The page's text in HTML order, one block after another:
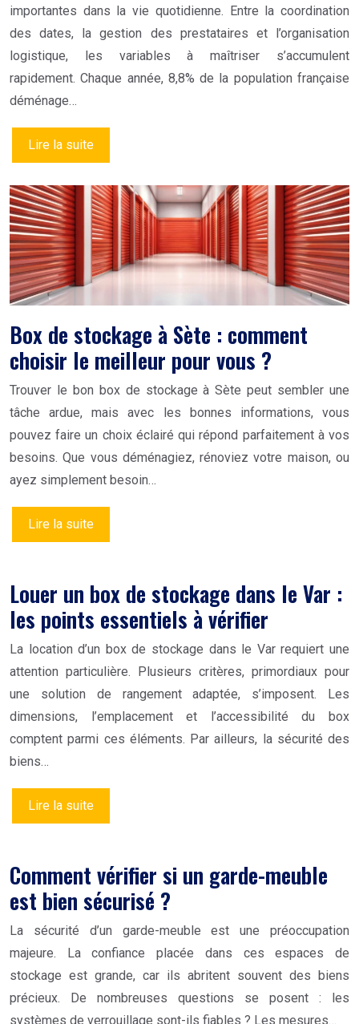
importantes dans la vie quotidienne. Entre la coordination
des dates, la gestion des prestataires et l’organisation
logistique, les variables à maîtriser s’accumulent
rapidement. Chaque année, 8,8% de la population française
déménage…
Lire la suite
Box de stockage à Sète : comment
choisir le meilleur pour vous ?
Trouver le bon box de stockage à Sète peut sembler une
tâche ardue, mais avec les bonnes informations, vous
pouvez faire un choix éclairé qui répond parfaitement à vos
besoins. Que vous déménagiez, rénoviez votre maison, ou
ayez simplement besoin…
Lire la suite
Louer un box de stockage dans le Var :
les points essentiels à vérifier
La location d’un box de stockage dans le Var requiert une
attention particulière. Plusieurs critères, primordiaux pour
une solution de rangement adaptée, s’imposent. Les
dimensions, l’emplacement et l’accessibilité du box
comptent parmi ces éléments. Par ailleurs, la sécurité des
biens…
Lire la suite
Comment vérifier si un garde-meuble
est bien sécurisé ?
La sécurité d’un garde-meuble est une préoccupation
majeure. La confiance placée dans ces espaces de
stockage est grande, car ils abritent souvent des biens
précieux. De nombreuses questions se posent : les
systèmes de verrouillage sont-ils fiables ? Les mesures…